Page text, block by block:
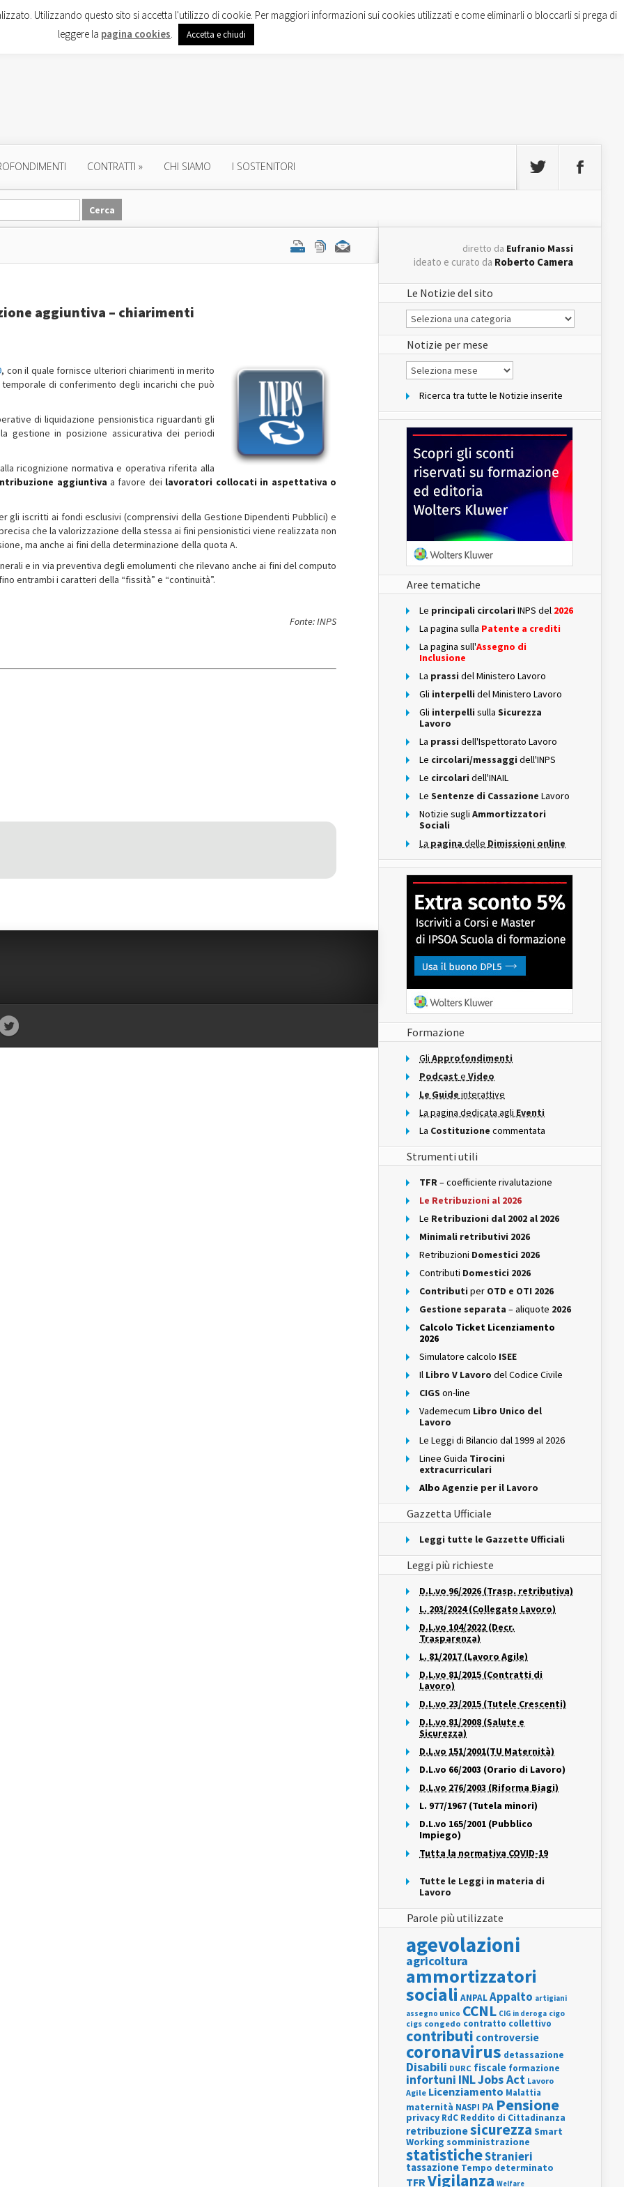
CONTRATTI » CHI SIAMO I SOSTENITORI
aggiuntiva – chiarimenti
, con il quale fornisce ulteriori chiarimenti in merito
di conferimento degli incarichi che può
di liquidazione pensionistica riguardanti gli
gestione in posizione assicurativa dei periodi
ricognizione normativa e operativa riferita alla
aggiuntiva a favore dei lavoratori collocati in aspettativa o
gli iscritti ai fondi esclusivi (comprensivi della Gestione Dipendenti Pubblici) e
che la valorizzazione della stessa ai fini pensionistici viene realizzata non
ma anche ai fini della determinazione della quota A.
e in via preventiva degli emolumenti che rilevano anche ai fini del computo
entrambi i caratteri della “fissità” e “continuità”.
Fonte: INPS
diretto da Eufranio Massi
ideato e curato da Roberto Camera
Le Notizie del sito
Le
Notizie
del
sito
Notizie per mese
Notizie
per
Ricerca tra tutte le Notizie inserite
Aree tematiche
Le principali circolari INPS del 2026
La pagina sulla Patente a crediti
La pagina sull'Assegno di
Inclusione
La prassi del Ministero Lavoro
Gli interpelli del Ministero Lavoro
Gli interpelli sulla Sicurezza
Lavoro
La prassi dell'Ispettorato Lavoro
Le circolari/messaggi dell'INPS
Le circolari dell'INAIL
Le Sentenze di Cassazione Lavoro
Notizie sugli Ammortizzatori
Sociali
La pagina delle Dimissioni online
Formazione
Gli Approfondimenti
Podcast e Video
Le Guide interattive
La pagina dedicata agli Eventi
La Costituzione commentata
Strumenti utili
TFR– coefficiente rivalutazione
Le Retribuzioni al 2026
Le Retribuzioni dal 2002 al 2026
Minimali retributivi 2026
Retribuzioni Domestici 2026
Contributi Domestici 2026
Contributi per OTD e OTI 2026
Gestione separata – aliquote 2026
Calcolo Ticket Licenziamento
2026
Simulatore calcolo ISEE
Il Libro V Lavoro del Codice Civile
CIGS on-line
Vademecum Libro Unico del
Lavoro
Le Leggi di Bilancio dal 1999 al 2026
Linee Guida Tirocini
extracurriculari
Albo Agenzie per il Lavoro
Gazzetta Ufficiale
Leggi tutte le Gazzette Ufficiali
Leggi più richieste
D.L.vo 96/2026 (Trasp. retributiva)
L. 203/2024 (Collegato Lavoro)
D.L.vo 104/2022 (Decr.
Trasparenza)
L. 81/2017 (Lavoro Agile)
D.L.vo 81/2015 (Contratti di
Lavoro)
D.L.vo 23/2015 (Tutele Crescenti)
D.L.vo 81/2008 (Salute e
Sicurezza)
D.L.vo 151/2001(TU Maternità)
D.L.vo 66/2003 (Orario di Lavoro)
D.L.vo 276/2003 (Riforma Biagi)
L. 977/1967 (Tutela minori)
D.L.vo 165/2001 (Pubblico
Impiego)
Tutta la normativa COVID-19
Tutte le Leggi in materia di
Lavoro
Parole più utilizzate
agevolazioni
agricoltura
ammortizzatori
sociali ANPALAppalto artigiani
assegno unico CCNL CIG in deroga cigo
cigs congedo contratto collettivo
contributi controversie
coronavirus detassazione
Disabili DURC fiscale formazione
infortuni INLJobs Act Lavoro
Agile Licenziamento Malattia
maternità NASPI PA Pensione
privacy RdC Reddito di Cittadinanza
retribuzionesicurezza Smart
Working somministrazione
statisticheStranieri
tassazione Tempo determinato
TFRVigilanza Welfare
Utilizzando questo sito si accetta l'utilizzo di cookie. Per maggiori informazioni sui cookies utilizzati e come eliminarli o bloccarli si prega di
leggere la pagina cookies. Accetta e chiudi